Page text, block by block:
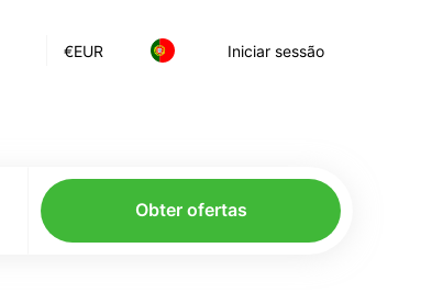
€EUR Iniciar sessão
Obter ofertas